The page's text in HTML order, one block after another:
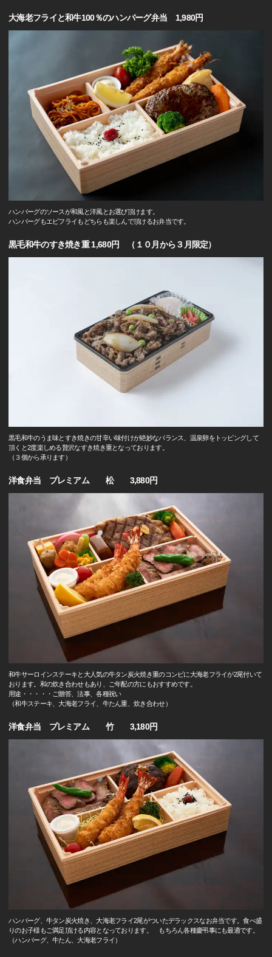
大海老フライと和牛100％のハンバーグ弁当 1,980円
ハンバーグのソースが和風と洋風とお選び頂けます。
ハンバーグもエビフライもどちらも楽しんで頂けるお弁当です。
黒毛和牛のすき焼き重 1,680円 （１０月から３月限定）
黒毛和牛のうま味とすき焼きの甘辛い味付けが絶妙なバランス、温泉卵をトッピングして
頂くと2度楽しめる贅沢なすき焼き重となっております。
（３個から承ります）
洋食弁当 プレミアム 松 3,880円
和牛サーロインステーキと大人気の牛タン炭火焼き重のコンビに大海老フライが2尾付いて
おります。和の炊き合わせもあり、ご年配の方にもおすすめです。
用途・・・・・ご贈答、法事、各種祝い
（和牛ステーキ、大海老フライ、牛たん重、炊き合わせ）
洋食弁当 プレミアム 竹 3,180円
ハンバーグ、牛タン炭火焼き、大海老フライ2尾がついたデラックスなお弁当です。食べ盛
りのお子様もご満足頂ける内容となっております。 もちろん各種慶弔事にも最適です。
（ハンバーグ、牛たん、大海老フライ）